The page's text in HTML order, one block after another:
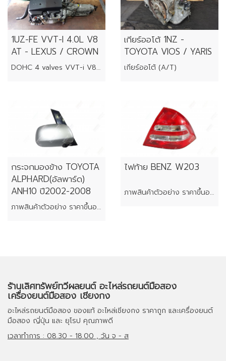
1UZ-FE VVT-I 4.0L V8
AT - LEXUS / CROWN
DOHC 4 valves VVT-i V8 engine
เกียร์ออโต้ 1NZ -
TOYOTA VIOS / YARIS
เกียร์ออโต้ (A/T)
กระจกมองข้าง TOYOTA
ALPHARD(อัลพาร์ด)
ANH10 ปี2002-2008
ภาพสินค้าตัวอย่าง ราคาขึ้นอยู่กับสภาพของแต่ละชิ้น
ไฟท้าย BENZ W203
ภาพสินค้าตัวอย่าง ราคาขึ้นอยู่กับสภาพของแต่ละชิ้น
ร้านเลิศทรัพย์ทวีผลยนต์ อะไหล่รถยนต์มือสอง
เครื่องยนต์มือสอง เชียงกง
อะไหล่รถยนต์มือสอง ของแท้ อะไหล่เชียงกง ราคาถูก และเครื่องยนต์
มือสอง ญี่ปุ่น และ ยุโรป คุณภาพดี
เวลาทำการ : 08.30 - 18.00 , วัน จ - ส